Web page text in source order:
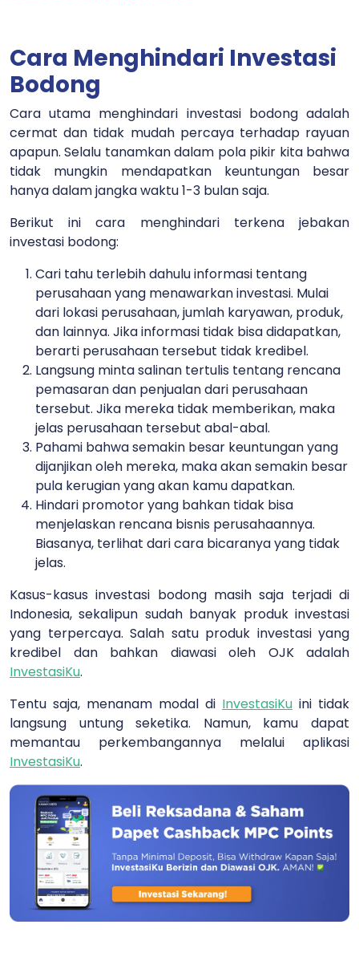
Cara Menghindari Investasi
Bodong
Cara utama menghindari investasi bodong adalah
cermat dan tidak mudah percaya terhadap rayuan
apapun. Selalu tanamkan dalam pola pikir kita bahwa
tidak mungkin mendapatkan keuntungan besar
hanya dalam jangka waktu 1-3 bulan saja.
Berikut ini cara menghindari terkena jebakan
investasi bodong:
Cari tahu terlebih dahulu informasi tentang
perusahaan yang menawarkan investasi. Mulai
dari lokasi perusahaan, jumlah karyawan, produk,
dan lainnya. Jika informasi tidak bisa didapatkan,
berarti perusahaan tersebut tidak kredibel.
Langsung minta salinan tertulis tentang rencana
pemasaran dan penjualan dari perusahaan
tersebut. Jika mereka tidak memberikan, maka
jelas perusahaan tersebut abal-abal.
Pahami bahwa semakin besar keuntungan yang
dijanjikan oleh mereka, maka akan semakin besar
pula kerugian yang akan kamu dapatkan.
Hindari promotor yang bahkan tidak bisa
menjelaskan rencana bisnis perusahaannya.
Biasanya, terlihat dari cara bicaranya yang tidak
jelas.
Kasus-kasus investasi bodong masih saja terjadi di
Indonesia, sekalipun sudah banyak produk investasi
yang terpercaya. Salah satu produk investasi yang
kredibel dan bahkan diawasi oleh OJK adalah
InvestasiKu.
Tentu saja, menanam modal di InvestasiKu ini tidak
langsung untung seketika. Namun, kamu dapat
memantau perkembangannya melalui aplikasi
InvestasiKu.